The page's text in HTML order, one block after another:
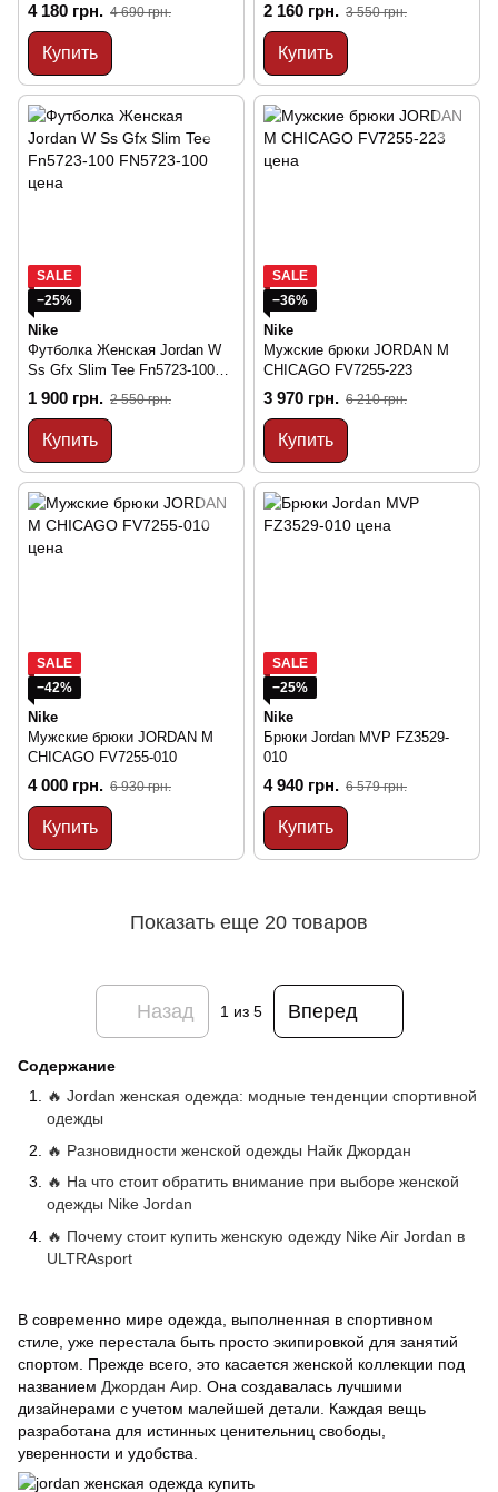
4 180 грн. 4 690 грн.
Купить
2 160 грн. 3 550 грн.
Купить
SALE
−25%
Nike
Футболка Женская Jordan W
Ss Gfx Slim Tee Fn5723-100
FN5723-100
1 900 грн. 2 550 грн.
Купить
SALE
−36%
Nike
Мужские брюки JORDAN M
CHICAGO FV7255-223
3 970 грн. 6 210 грн.
Купить
SALE
−42%
Nike
Мужские брюки JORDAN M
CHICAGO FV7255-010
4 000 грн. 6 930 грн.
Купить
SALE
−25%
Nike
Брюки Jordan MVP FZ3529-
010
4 940 грн. 6 579 грн.
Купить
Показать еще 20 товаров
Назад 1из 5 Вперед
Содержание
🔥 Jordan женская одежда: модные тенденции спортивной
одежды
🔥 Разновидности женской одежды Найк Джордан
🔥 На что стоит обратить внимание при выборе женской
одежды Nike Jordan
🔥 Почему стоит купить женскую одежду Nike Air Jordan в
ULTRAsport
В современно мире одежда, выполненная в спортивном
стиле, уже перестала быть просто экипировкой для занятий
спортом. Прежде всего, это касается женской коллекции под
названием Джордан Аир . Она создавалась лучшими
дизайнерами с учетом малейшей детали. Каждая вещь
разработана для истинных ценительниц свободы,
уверенности и удобства.